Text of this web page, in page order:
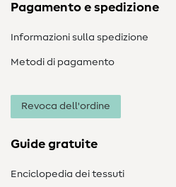
Pagamento e spedizione
Informazioni sulla spedizione
Metodi di pagamento
Revoca dell'ordine
Guide gratuite
Enciclopedia dei tessuti